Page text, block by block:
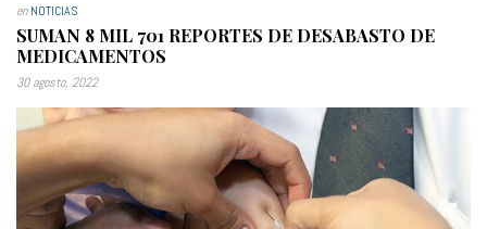
enNOTICIAS
SUMAN 8 MIL 701 REPORTES DE DESABASTO DE
MEDICAMENTOS
30 agosto, 2022